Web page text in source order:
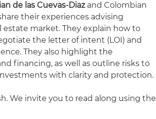
de las Cuevas-Diazand Colombian
their experiences advising
market. They explain how to
the letter of intent (LOI) and
They also highlight the
financing, as well as outline risks to
with clarity and protection.
We invite you to read along using the